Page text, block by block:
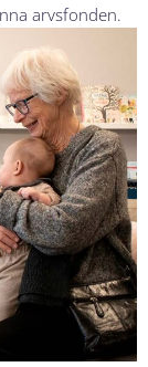
arvsfonden.